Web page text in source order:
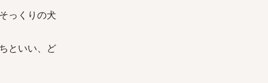
っくりの犬
といい、ど